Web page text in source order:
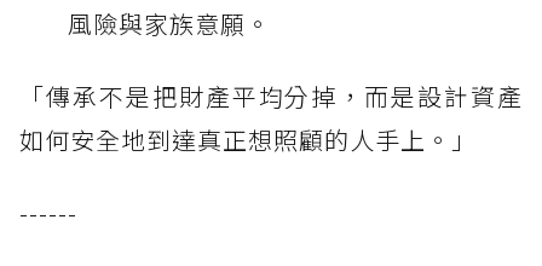
風險與家族意願。
「傳承不是把財產平均分掉，而是設計資產
如何安全地到達真正想照顧的人手上。」
------